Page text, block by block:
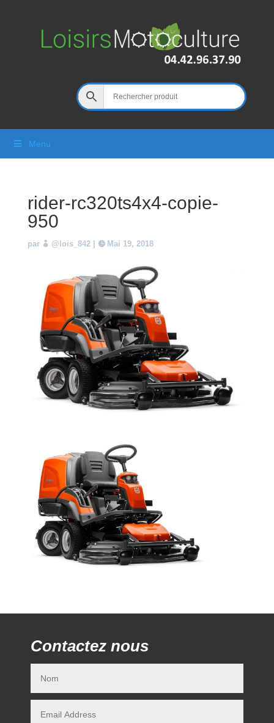
Menu
rider-rc320ts4x4-copie-
950
par @lois_842| Mai 19, 2018
Contactez nous